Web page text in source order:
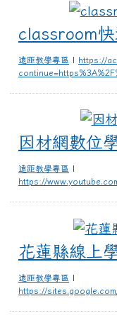
classroom
遠距教學專區 | https://
因材網數位
遠距教學專區 |
https://
花蓮縣線上
遠距教學專區 |
https://